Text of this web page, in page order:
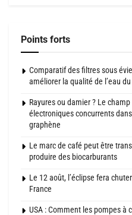
Points forts
Comparatif des filtres sous
améliorer la qualité de l’eau
Rayures ou damier ? Le
électroniques concurrents
graphène
Le marc de café peut être
produire des biocarburants
Le 12 août, l’éclipse fera
France
USA : Comment les pompes à